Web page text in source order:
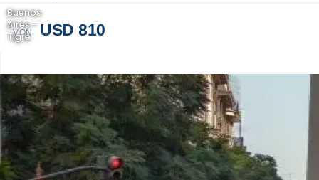
VON USD 810
Buenos
Aires -
Tigre